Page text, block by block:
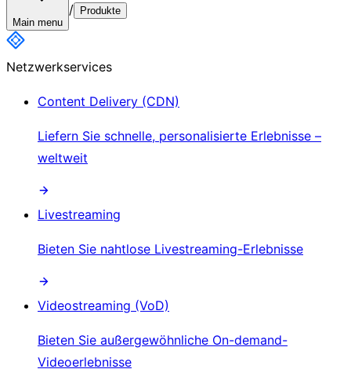
Main menu
/ Produkte
Netzwerkservices
Content Delivery (CDN)
Liefern Sie schnelle, personalisierte Erlebnisse –
weltweit
Livestreaming
Bieten Sie nahtlose Livestreaming-Erlebnisse
Videostreaming (VoD)
Bieten Sie außergewöhnliche On-demand-
Videoerlebnisse